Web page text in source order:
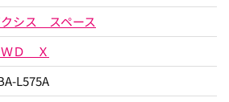
シス スペース
ＷＤ Ｘ
L575A